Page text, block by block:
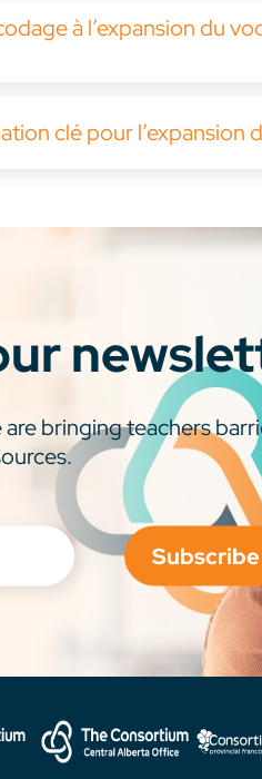
à l’expansion du
clé pour l’expansion
bringing teachers
Subscribe